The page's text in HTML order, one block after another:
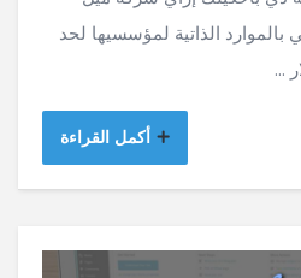
الذاتية لمؤسسيها لحد
أكمل القراءة